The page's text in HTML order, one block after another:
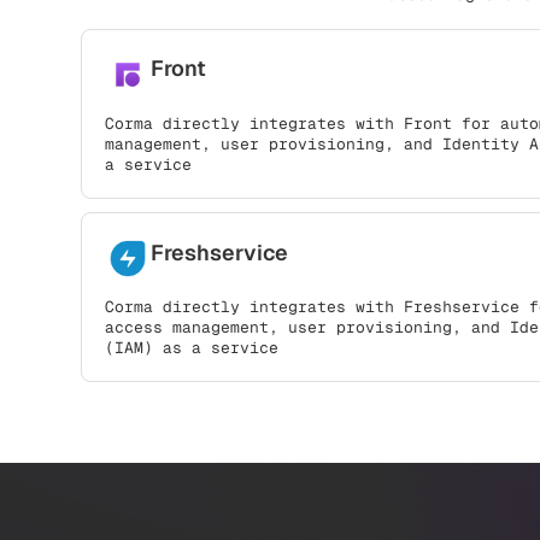
Front
Corma directly integrates with Front for
management, user provisioning, and Identity
a service
Freshservice
Corma directly integrates with Freshservice
access management, user provisioning, and
(IAM) as a service